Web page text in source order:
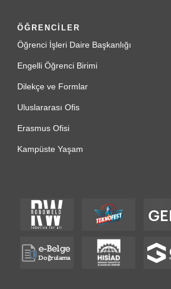
ÖĞRENCİLER
Öğrenci İşleri Daire Başkanlığı
Engelli Öğrenci Birimi
Dilekçe ve Formlar
Uluslararası Ofis
Erasmus Ofisi
Kampüste Yaşam